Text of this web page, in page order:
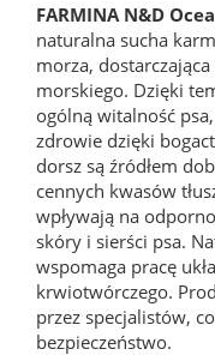
FARMINA N&D
naturalna sucha
morza,
morskiego. Dzięki
ogólną witalność
zdrowie dzięki
dorsz są źródłem
cennych kwasów
wpływają na
skóry i sierści psa.
wspomaga pracę
krwiotwórczego.
przez specjalistów,
bezpieczeństwo.